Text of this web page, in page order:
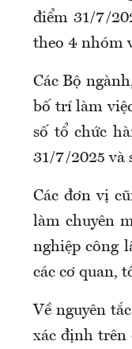
điểm 31/7/
theo 4 nhóm
Các Bộ
bố trí làm
số tổ chức
31/7/2025 và
Các đơn vị
làm chuyên
nghiệp công
các cơ quan,
Về nguyên
xác định trên